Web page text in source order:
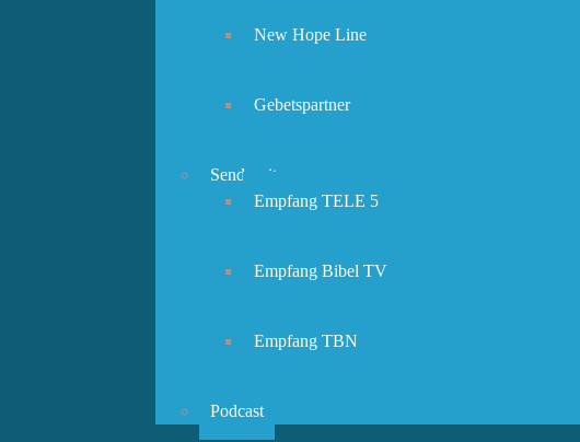
New Hope Line
Gebetspartner
Sendezeiten
Empfang TELE 5
Empfang Bibel TV
Empfang TBN
Podcast